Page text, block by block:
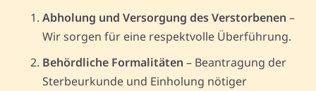
Abholung und Versorgung des Verstorbenen –
Wir sorgen für eine respektvolle Überführung.
Behördliche Formalitäten – Beantragung der
Sterbeurkunde und Einholung nötiger